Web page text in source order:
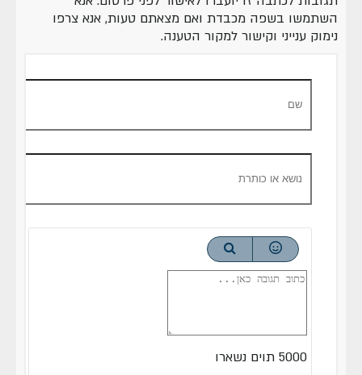
השתמשו בשפה מכבדת ואם מצאתם טעות, אנא צרפו
נימוק ענייני וקישור למקור הטענה.
5000 תוים נשארו